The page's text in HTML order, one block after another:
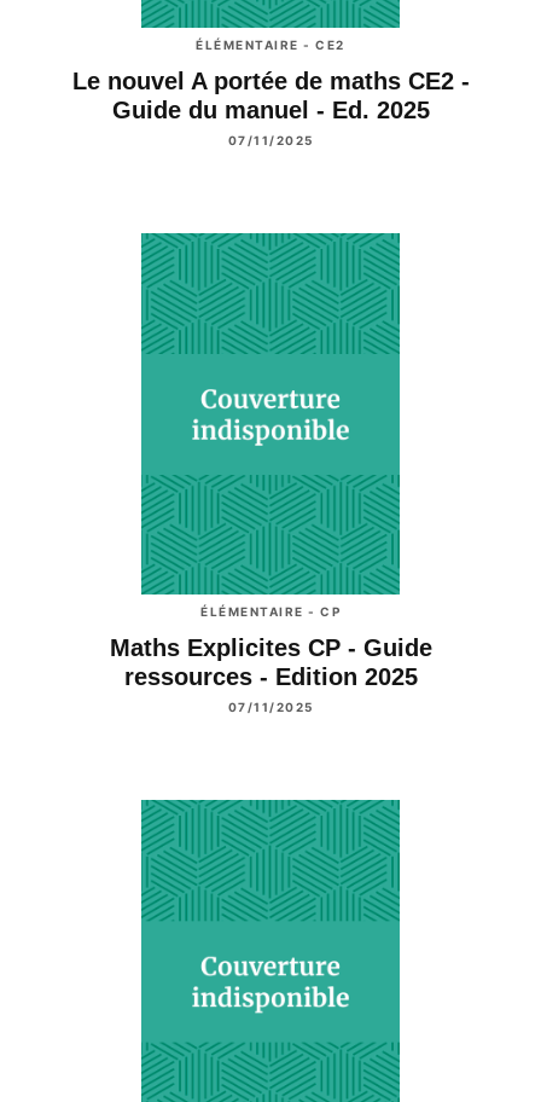
ÉLÉMENTAIRE - CE2
Le nouvel A portée de maths CE2 -
Guide du manuel - Ed. 2025
07/11/2025
ÉLÉMENTAIRE - CP
Maths Explicites CP - Guide
ressources - Edition 2025
07/11/2025